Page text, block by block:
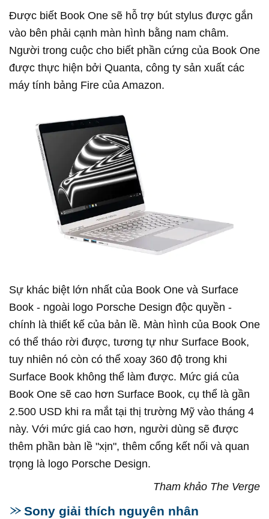
Được biết Book One sẽ hỗ trợ bút stylus được gắn
vào bên phải cạnh màn hình bằng nam châm.
Người trong cuộc cho biết phần cứng của Book One
được thực hiện bởi Quanta, công ty sản xuất các
máy tính bảng Fire của Amazon.
Sự khác biệt lớn nhất của Book One và Surface
Book - ngoài logo Porsche Design độc quyền -
chính là thiết kế của bản lề. Màn hình của Book One
có thể tháo rời được, tương tự như Surface Book,
tuy nhiên nó còn có thể xoay 360 độ trong khi
Surface Book không thể làm được. Mức giá của
Book One sẽ cao hơn Surface Book, cụ thể là gần
2.500 USD khi ra mắt tại thị trường Mỹ vào tháng 4
này. Với mức giá cao hơn, người dùng sẽ được
thêm phần bàn lề "xịn", thêm cổng kết nối và quan
trọng là logo Porsche Design.
Tham khảo The Verge
Sony giải thích nguyên nhân